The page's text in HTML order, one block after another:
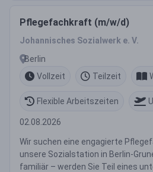
Pflegefachkraft (m/w/d)
Johannisches Sozialwerk e. V.
Berlin
Vollzeit
Teilzeit
Flexible Arbeitszeiten
02.08.2026
Wir suchen eine engagierte
unsere Sozialstation in Berlin-
familiär – werden Sie Teil eines